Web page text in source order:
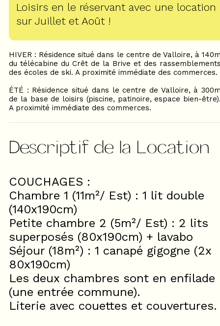
Loisirs en le réservant avec une location
sur Juillet et Août !
HIVER : Résidence situé dans le centre de Valloire, à
du télécabine du Crêt de la Brive et des
des écoles de ski. A proximité immédiate des commerces.
ÉTÉ : Résidence situé dans le centre de Valloire, à
de la base de loisirs (piscine, patinoire, espace bien-
A proximité immédiate des commerces.
Descriptif de la Location
COUCHAGES :
Chambre 1 (11m²/ Est) : 1 lit double
(140x190cm)
Petite chambre 2 (5m²/ Est) : 2 lits
superposés (80x190cm) + lavabo
Séjour (18m²) : 1 canapé gigogne (2x
80x190cm)
Les deux chambres sont en enfilade
(une entrée commune).
Literie avec couettes et couvertures.